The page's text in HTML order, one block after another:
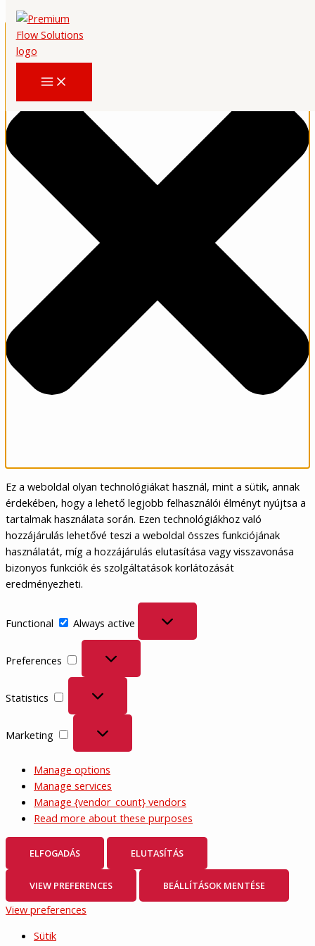
Hozzájárulás kezelése
Ez a weboldal olyan technológiákat használ, mint a sütik, annak
érdekében, hogy a lehető legjobb felhasználói élményt nyújtsa a
tartalmak használata során. Ezen technológiákhoz való
hozzájárulás lehetővé teszi a weboldal összes funkciójának
használatát, míg a hozzájárulás elutasítása vagy visszavonása
bizonyos funkciók és szolgáltatások korlátozását
eredményezheti.
Functional
Always active
Preferences
Preferences
Statistics
Statistics
Marketing
Marketing
Manage options
Manage services
Manage {vendor_count} vendors
Read more about these purposes
ELFOGADÁS ELUTASÍTÁS
VIEW PREFERENCES BEÁLLÍTÁSOK MENTÉSE
View preferences
Sütik